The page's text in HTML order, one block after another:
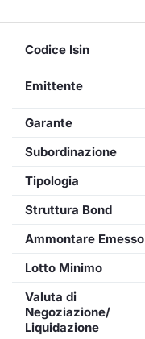
Codice Isin
Emittente
Garante
Subordinazione
Tipologia
Struttura Bond
Ammontare Emesso
Lotto Minimo
Valuta di
Negoziazione/
Liquidazione